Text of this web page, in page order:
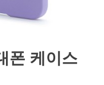
폰 케이스